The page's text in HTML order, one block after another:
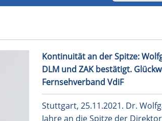
von DLM und ZAK bestätigt.
Kontinuität an der Spitze:
DLM und ZAK bestätigt.
Fernsehverband VdiF
Stuttgart, 25.11.2021. Dr.
Jahre an die Spitze der